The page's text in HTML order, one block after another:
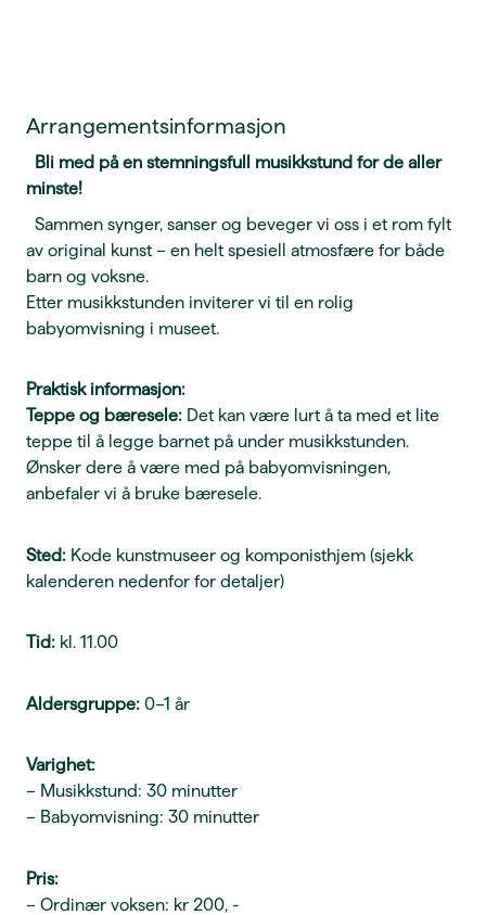
Arrangementsinformasjon
Bli med på en stemningsfull musikkstund for de aller
minste!
Sammen synger, sanser og beveger vi oss i et rom fylt
av original kunst – en helt spesiell atmosfære for både
barn og voksne.
Etter musikkstunden inviterer vi til en rolig
babyomvisning i museet.
Praktisk informasjon:
Teppe og bæresele: Det kan være lurt å ta med et lite
teppe til å legge barnet på under musikkstunden.
Ønsker dere å være med på babyomvisningen,
anbefaler vi å bruke bæresele.
Sted: Kode kunstmuseer og komponisthjem (sjekk
kalenderen nedenfor for detaljer)
Tid: kl. 11.00
Aldersgruppe: 0–1 år
Varighet:
– Musikkstund: 30 minutter
– Babyomvisning: 30 minutter
Pris:
– Ordinær voksen: kr 200, -